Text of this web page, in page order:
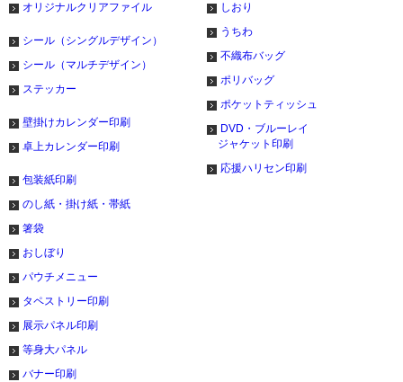
オリジナルクリアファイル
シール（シングルデザイン）
シール（マルチデザイン）
ステッカー
壁掛けカレンダー印刷
卓上カレンダー印刷
包装紙印刷
のし紙・掛け紙・帯紙
箸袋
おしぼり
パウチメニュー
しおり
うちわ
不織布バッグ
ポリバッグ
ポケットティッシュ
DVD・ブルーレイ
ジャケット印刷
応援ハリセン印刷
タペストリー印刷
展示パネル印刷
等身大パネル
バナー印刷